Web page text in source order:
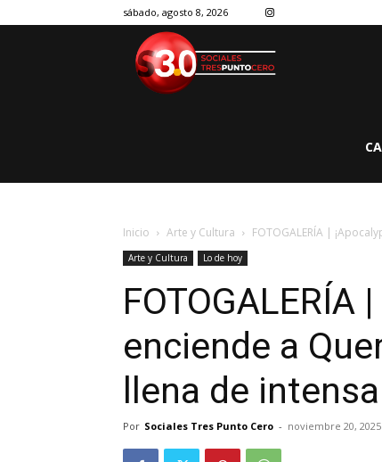
sábado, agosto 8, 2026
Inicio Arte y Cultura FOTOGALERÍA |
Arte y Cultura Lo de hoy
FOTOGALERÍA
enciende a
llena de
Por Sociales Tres Punto Cero - noviembre 20, 2025